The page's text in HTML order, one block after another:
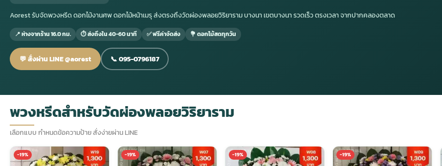
ดอกไม้จัดงานศพ
จัดดอกไม้หน้าศพ
ดอกไม้หน้าหีบ
ดอกไม้หน้างานศพ
ดอกไม้หน้าโลง
จัดดอกไม้หน้ารูป
พวงหรีดราคา
สั่งพวงหรีด
ร้านพวงหรีด
ดอกไม้พวงหรีด
พวงหรีดปทุม
พวงหรีดพระราม 2
น้าเมรุ
มรุสีขาว
ไม้หน้าเมรุ
กไม้หน้าเมรุ
น้าเมรุ ราคา
มรุ กรุงเทพ
ไม้งานแต่ง ราคา
ไม้งานแต่ง ราคาถูก
ไม้งานแต่ง กรุงเทพ
อกไม้งานแต่ง
ดอกไม้งานแต่ง
ไม้งานแต่ง แบบสวยๆ
พวงหรีดพัดลม ราคา
พวงหรีดพัดลม ราคาถูก
พวงหรีดพัดลม กรุงเทพ
พวงหรีดพัดลม ส่งด่วน
สั่งพวงหรีดพัดลม
ร้านพวงหรีดพัดลม
รับจัดงานศพ ราคา
รับจัดงานศพ ครบวงจร
รับจัดงานศพ กรุงเทพ
แพ็คเกจจัดงานศพ
ค่าใช้จ่ายจัดงานศพ
จัดงานศพ วัด
Aorest รับจัดพวงหรีด ดอกไม้งานศพ ดอกไม้หน้าเมรุ ส่งตรงถึงวัดผ่องพลอยวิริยาราม บางนา เขตบางนา รวดเร็ว ตรงเวลา จากปากคลองตลาด
📍 ห่างจากร้าน 16.0 กม. ⏱ ส่งถึงใน 40-60 นาที ✅ ฟรีค่าจัดส่ง 💐 ดอกไม้สดทุกวัน
💬 สั่งผ่าน LINE @aorest 📞 095-0796187
พวงหรีดสำหรับวัดผ่องพลอยวิริยาราม
เลือกแบบ กำหนดข้อความป้าย สั่งง่ายผ่าน LINE
-19% -19% -19% -19%